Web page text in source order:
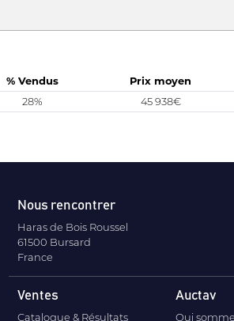
% Vendus Prix moyen
28% 45 938€
Nous rencontrer
Haras de Bois Roussel
61500 Bursard
France
Ventes
Catalogue & Résultats
Auctav
Qui